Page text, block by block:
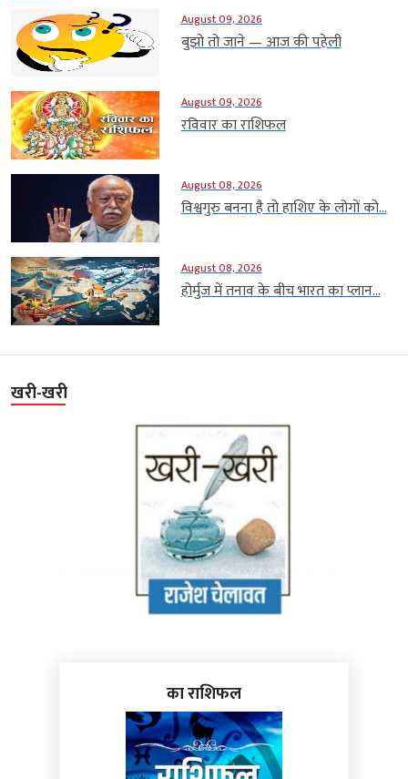
August 09, 2026
बुझो तो जाने — आज की पहेली
August 09, 2026
रविवार का राशिफल
August 08, 2026
विश्वगुरु बनना है तो हाशिए के लोगों को...
August 08, 2026
होर्मुज में तनाव के बीच भारत का प्लान...
खरी-खरी
का राशिफल